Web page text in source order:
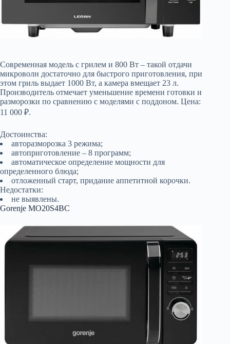
Современная модель с грилем и 800 Вт – такой отдачи
микроволн достаточно для быстрого приготовления, при
этом гриль выдает 1000 Вт, а камера вмещает 23 л.
Производитель отмечает уменьшение времени готовки и
разморозки по сравнению с моделями с поддоном. Цена:
11 000 ₽.
Достоинства:
авторазморозка 3 режима;
автоприготовление – 8 программ;
автоматическое определение мощности для
определенного блюда;
отложенный старт, придание аппетитной корочки.
Недостатки:
не выявлены.
Gorenje MO20S4BC